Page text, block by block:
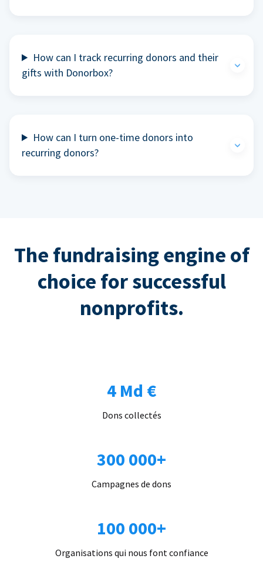
How can I track recurring donors and their
gifts with Donorbox?
How can I turn one-time donors into
recurring donors?
The fundraising engine of
choice for successful
nonprofits.
4 Md €
Dons collectés
300 000+
Campagnes de dons
100 000+
Organisations qui nous font confiance